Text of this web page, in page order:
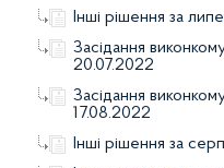
Інші рішення за
Засідання
20.07.2022
Засідання
17.08.2022
Інші рішення за